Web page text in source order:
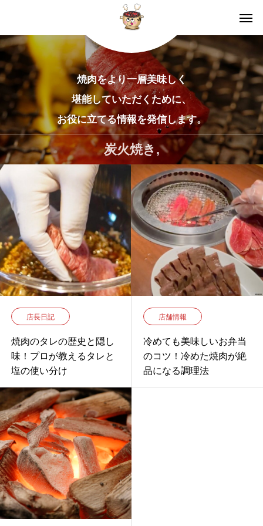
焼肉をより一層美味しく
堪能していただくために、
お役に立てる情報を発信します。
炭火焼き,
店長日記
焼肉のタレの歴史と隠し
味！プロが教えるタレと
塩の使い分け
店舗情報
冷めても美味しいお弁当
のコツ！冷めた焼肉が絶
品になる調理法